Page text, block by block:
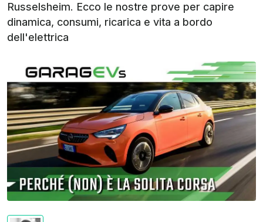
Russelsheim. Ecco le nostre prove per capire
dinamica, consumi, ricarica e vita a bordo
dell'elettrica